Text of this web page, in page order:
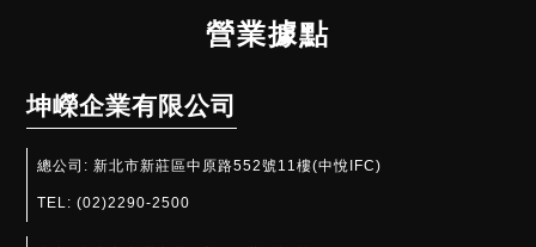
營業據點
坤嶸企業有限公司
總公司:新北市新莊區中原路552號11樓(中悅IFC)
TEL:(02)2290-2500